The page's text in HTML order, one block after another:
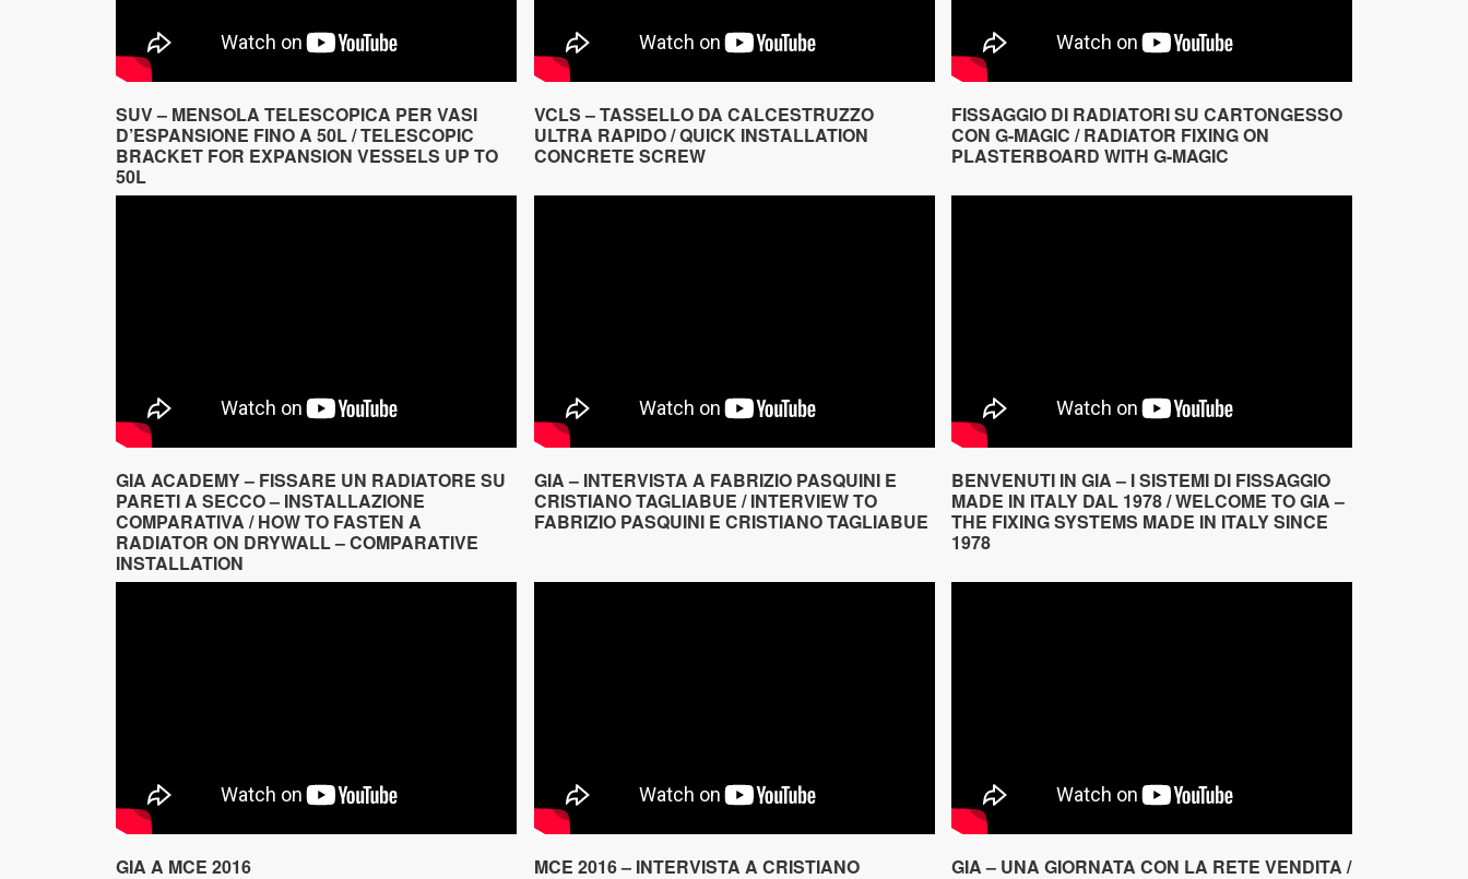
SUV – MENSOLA TELESCOPICA PER VASI
D’ESPANSIONE FINO A 50L / TELESCOPIC
BRACKET FOR EXPANSION VESSELS UP TO
50L
VCLS – TASSELLO DA CALCESTRUZZO
ULTRA RAPIDO / QUICK INSTALLATION
CONCRETE SCREW
FISSAGGIO DI RADIATORI SU CARTONGESSO
CON G-MAGIC / RADIATOR FIXING ON
PLASTERBOARD WITH G-MAGIC
GIA ACADEMY – FISSARE UN RADIATORE SU
PARETI A SECCO – INSTALLAZIONE
COMPARATIVA / HOW TO FASTEN A
RADIATOR ON DRYWALL – COMPARATIVE
INSTALLATION
GIA – INTERVISTA A FABRIZIO PASQUINI E
CRISTIANO TAGLIABUE / INTERVIEW TO
FABRIZIO PASQUINI E CRISTIANO TAGLIABUE
BENVENUTI IN GIA – I SISTEMI DI FISSAGGIO
MADE IN ITALY DAL 1978 / WELCOME TO GIA –
THE FIXING SYSTEMS MADE IN ITALY SINCE
1978
GIA A MCE 2016
MCE 2016 – INTERVISTA A CRISTIANO
GIA – UNA GIORNATA CON LA RETE VENDITA /